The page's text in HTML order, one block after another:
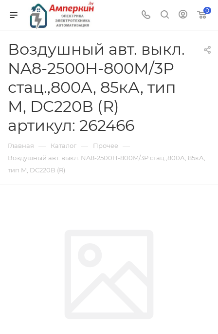
0
Воздушный авт. выкл.
NA8-2500H-800M/3P
стац.,800А, 85кА, тип
M, DC220В (R)
артикул: 262466
Главная — Каталог — Прочее —
Воздушный авт. выкл. NA8-2500H-800M/3P стац.,800А, 85кА,
тип M, DC220В (R)